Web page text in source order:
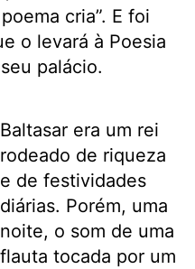
cria”. E foi
o levará à Poesia
palácio.
Baltasar era um rei
rodeado de riqueza
e de festividades
diárias. Porém, uma
noite, o som de uma
flauta tocada por um